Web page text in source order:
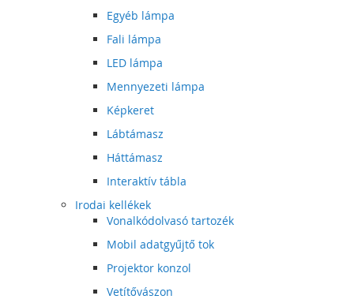
Egyéb lámpa
Fali lámpa
LED lámpa
Mennyezeti lámpa
Képkeret
Lábtámasz
Háttámasz
Interaktív tábla
Irodai kellékek
Vonalkódolvasó tartozék
Mobil adatgyűjtő tok
Projektor konzol
Vetítővászon